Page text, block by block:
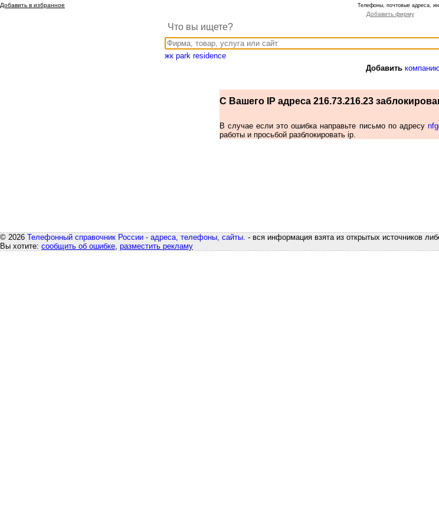
Добавить в избранное Телефоны, почтовые адреса,
Добавить фирму
Что вы ищете?
жк park residence
Добавить
С Вашего IP адреса 216.73.216.23
В случае если это ошибка направьте письмо по адресу
работы и просьбой разблокировать ip.
© 2026 Телефонный справочник России - адреса, телефоны, сайты. - вся информация взята из открытых источников
Вы хотите: сообщить об ошибке, разместить рекламу